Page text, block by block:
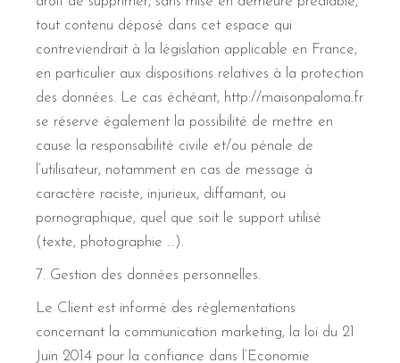
tout contenu déposé dans cet espace qui
contreviendrait à la législation applicable en France,
en particulier aux dispositions relatives à la protection
des données. Le cas échéant, http://maisonpaloma.fr
se réserve également la possibilité de mettre en
cause la responsabilité civile et/ou pénale de
l’utilisateur, notamment en cas de message à
caractère raciste, injurieux, diffamant, ou
pornographique, quel que soit le support utilisé
(texte, photographie …).
7. Gestion des données personnelles.
Le Client est informé des réglementations
concernant la communication marketing, la loi du 21
Juin 2014 pour la confiance dans l’Economie